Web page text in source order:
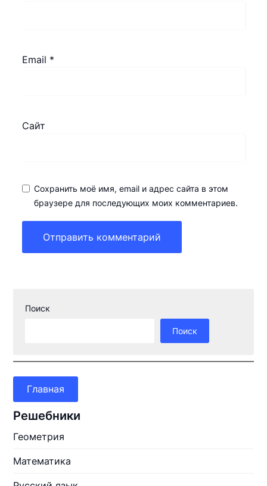
Email *
Сайт
Сохранить моё имя, email и адрес сайта в этом
браузере для последующих моих комментариев.
Поиск
Поиск
Главная
Решебники
Геометрия
Математика